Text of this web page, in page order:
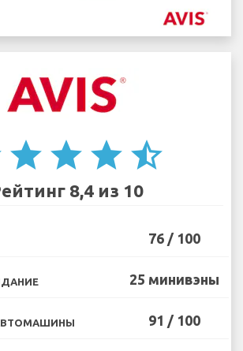
star star star star_half
8,4 из 10
76 / 100
25 минивэны
91 / 100